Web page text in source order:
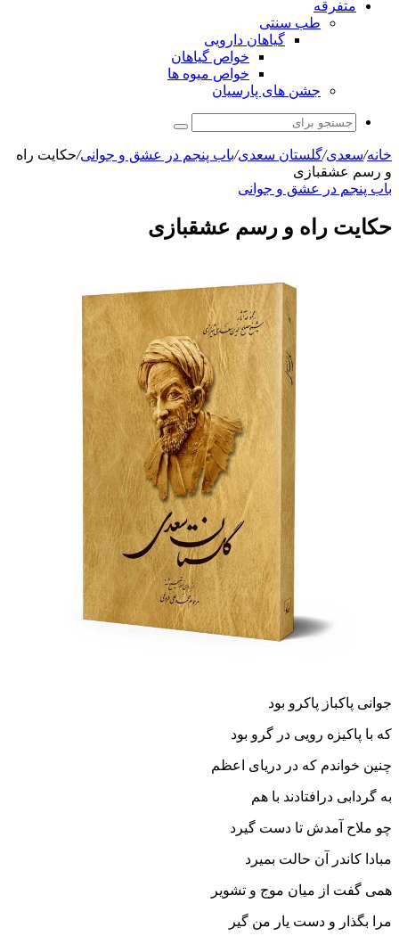
متفرقه
طب سنتی
گیاهان دارویی
خواص گیاهان
خواص میوه ها
جشن های پارسیان
جستجو
خانه/سعدی/گلستان سعدی/باب پنجم در عشق و جوانى/حکایت راه
و رسم عشقبازى
باب پنجم در عشق و جوانى
حکایت راه و رسم عشقبازى
جوانى پاکباز پاکرو بود
که با پاکیزه رویی در گرو بود
چنین خواندم که در دریای اعظم
به گردابی درافتادند با هم
چو ملاح آمدش تا دست گیرد
مبادا کاندر آن حالت بمیرد
همى گفت از میان موج و تشویر
مرا بگذار و دست یار من گیر